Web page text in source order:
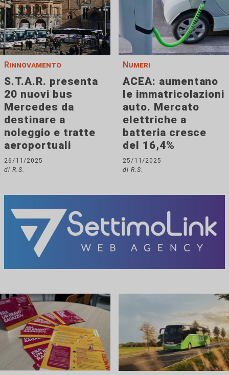
Rinnovamento
S.T.A.R. presenta
20 nuovi bus
Mercedes da
destinare a
noleggio e tratte
aeroportuali
26/11/2025
di R.S.
Numeri
ACEA: aumentano
le immatricolazioni
auto. Mercato
elettriche a
batteria cresce
del 16,4%
25/11/2025
di R.S.